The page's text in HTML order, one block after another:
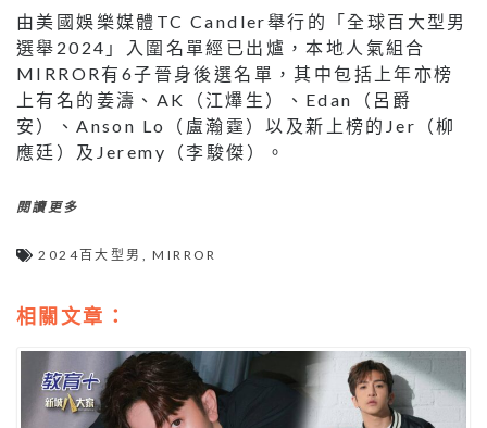
由美國娛樂媒體TC Candler舉行的「全球百大型男
選舉2024」入圍名單經已出爐，本地人氣組合
MIRROR有6子晉身後選名單，其中包括上年亦榜
上有名的姜濤、AK（江𤒹生）、Edan（呂爵
安）、Anson Lo（盧瀚霆）以及新上榜的Jer（柳
應廷）及Jeremy（李駿傑）。
閱讀更多
2024百大型男 ,MIRROR
相關文章：